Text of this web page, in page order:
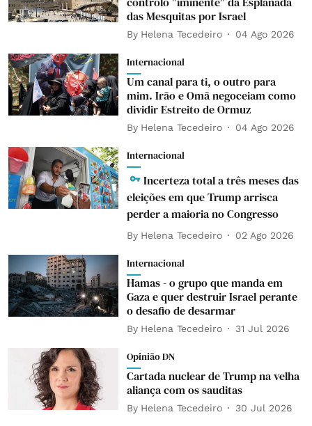
das Mesquitas por Israel
By Helena Tecedeiro 04 Ago 2026
Internacional
Um canal para ti, o outro para
mim. Irão e Omã negoceiam como
dividir Estreito de Ormuz
By Helena Tecedeiro 04 Ago 2026
Internacional
Incerteza total a três meses das
eleições em que Trump arrisca
perder a maioria no Congresso
By Helena Tecedeiro 02 Ago 2026
Internacional
Hamas - o grupo que manda em
Gaza e quer destruir Israel perante
o desafio de desarmar
By Helena Tecedeiro 31 Jul 2026
Opinião DN
Cartada nuclear de Trump na velha
aliança com os sauditas
By Helena Tecedeiro 30 Jul 2026